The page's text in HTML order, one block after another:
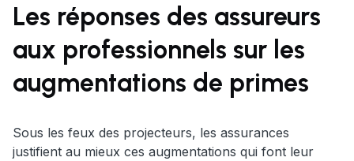
Les réponses des assureurs
aux professionnels sur les
augmentations de primes
Sous les feux des projecteurs, les assurances
justifient au mieux ces augmentations qui font leur